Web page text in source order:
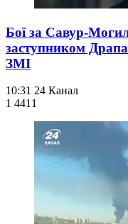
Бої за Савур-
заступником
ЗМІ
10:31 24 Канал
1 4411